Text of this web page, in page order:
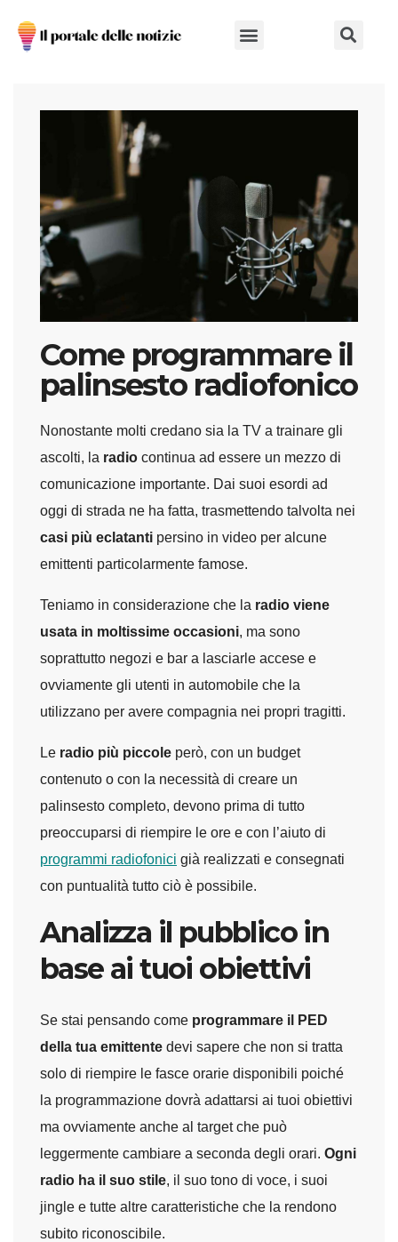
Come programmare il
palinsesto radiofonico
Nonostante molti credano sia la TV a trainare gli
ascolti, la radio continua ad essere un mezzo di
comunicazione importante. Dai suoi esordi ad
oggi di strada ne ha fatta, trasmettendo talvolta nei
casi più eclatanti persino in video per alcune
emittenti particolarmente famose.
Teniamo in considerazione che la radio viene
usata in moltissime occasioni, ma sono
soprattutto negozi e bar a lasciarle accese e
ovviamente gli utenti in automobile che la
utilizzano per avere compagnia nei propri tragitti.
Le radio più piccole però, con un budget
contenuto o con la necessità di creare un
palinsesto completo, devono prima di tutto
preoccuparsi di riempire le ore e con l’aiuto di
programmi radiofonici già realizzati e consegnati
con puntualità tutto ciò è possibile.
Analizza il pubblico in
base ai tuoi obiettivi
Se stai pensando come programmare il PED
della tua emittente devi sapere che non si tratta
solo di riempire le fasce orarie disponibili poiché
la programmazione dovrà adattarsi ai tuoi obiettivi
ma ovviamente anche al target che può
leggermente cambiare a seconda degli orari. Ogni
radio ha il suo stile, il suo tono di voce, i suoi
jingle e tutte altre caratteristiche che la rendono
subito riconoscibile.